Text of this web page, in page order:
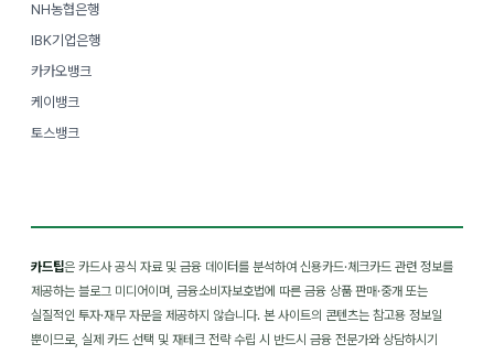
NH농협은행
IBK기업은행
카카오뱅크
케이뱅크
토스뱅크
카드팁은 카드사 공식 자료 및 금융 데이터를 분석하여 신용카드·체크카드 관련 정보를
제공하는 블로그 미디어이며, 금융소비자보호법에 따른 금융 상품 판매·중개 또는
실질적인 투자·재무 자문을 제공하지 않습니다. 본 사이트의 콘텐츠는 참고용 정보일
뿐이므로, 실제 카드 선택 및 재테크 전략 수립 시 반드시 금융 전문가와 상담하시기